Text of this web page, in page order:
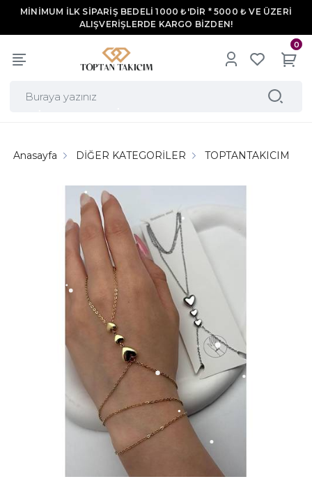
MİNİMUM İLK SİPARİŞ BEDELİ 1000 ₺'DİR * 5000 ₺ VE ÜZERİ
ALIŞVERİŞLERDE KARGO BİZDEN!
0
Anasayfa DİĞER KATEGORİLER TOPTANTAKICIM